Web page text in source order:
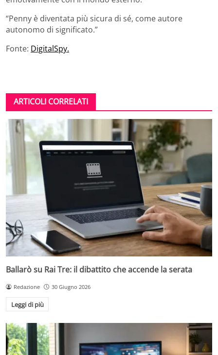
“Penny è diventata più sicura di sé, come autore
autonomo di significato.”
Fonte: DigitalSpy.
ARTICOLI CORRELATI
Ballarò su Rai Tre: il dibattito che accende la serata
Redazione 30 Giugno 2026
Leggi di più